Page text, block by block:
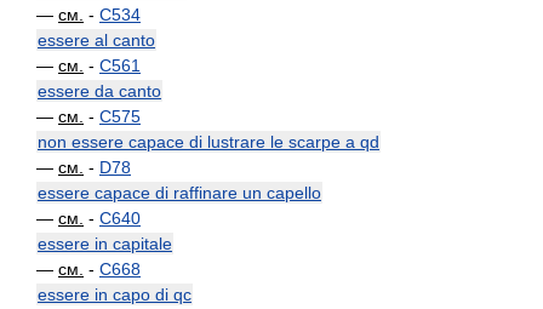
— см. - C534
essere al canto
— см. - C561
essere da canto
— см. - C575
non essere capace di lustrare le scarpe a qd
— см. - D78
essere capace di raffinare un capello
— см. - C640
essere in capitale
— см. - C668
essere in capo di qc